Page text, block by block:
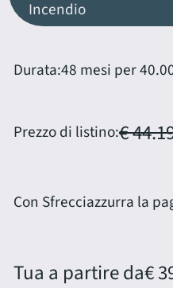
Incendio
Durata:48 mesi per
Prezzo di listino:€
Con Sfrecciazzurra la
Tua a partire da€